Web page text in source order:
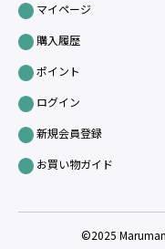
マイページ
購入履歴
ポイント
ログイン
新規会員登録
お買い物ガイド
©2025